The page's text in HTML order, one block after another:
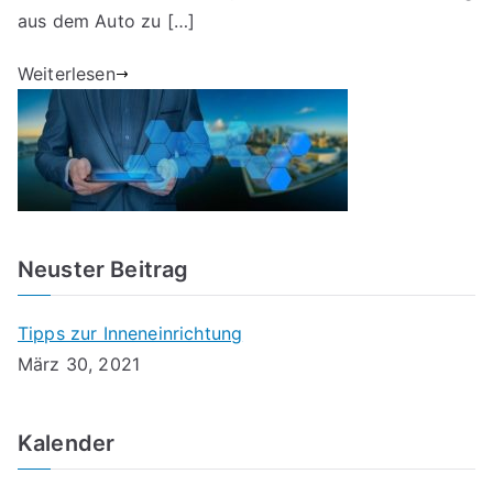
aus dem Auto zu […]
Weiterlesen
Neuster Beitrag
Tipps zur Inneneinrichtung
März 30, 2021
Kalender